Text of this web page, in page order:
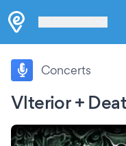
Vlterior +
Concerts